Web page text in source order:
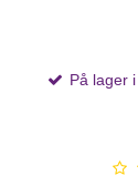
På lager